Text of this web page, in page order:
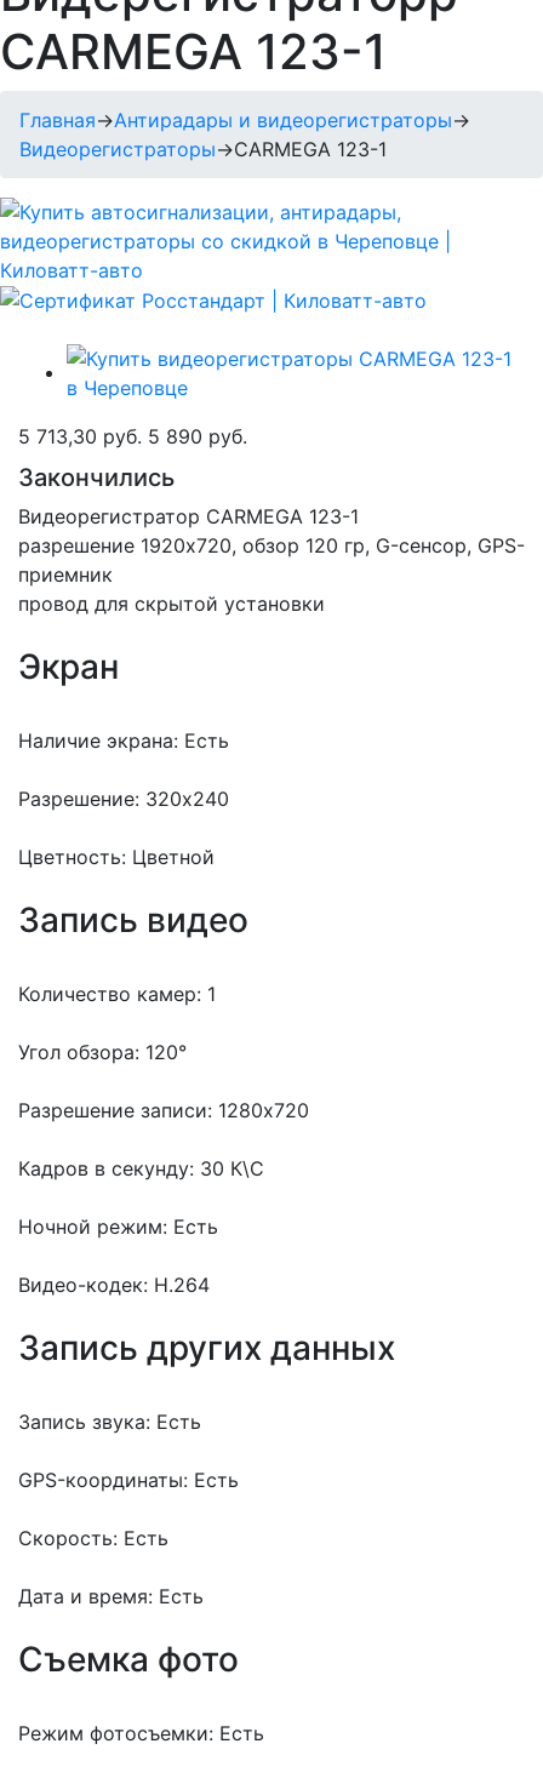
CARMEGA 123-1
Главная→Антирадары и видеорегистраторы→
Видеорегистраторы→CARMEGA 123-1
5 713,30 руб. 5 890 руб.
Закончились
Видеорегистратор CARMEGA 123-1
разрешение 1920х720, обзор 120 гр, G-сенсор, GPS-
приемник
провод для скрытой установки
Экран
Наличие экрана: Есть
Разрешение: 320х240
Цветность: Цветной
Запись видео
Количество камер: 1
Угол обзора: 120°
Разрешение записи: 1280х720
Кадров в секунду: 30 К\C
Ночной режим: Есть
Видео-кодек: H.264
Запись других данных
Запись звука: Есть
GPS-координаты: Есть
Скорость: Есть
Дата и время: Есть
Съемка фото
Режим фотосъемки: Есть